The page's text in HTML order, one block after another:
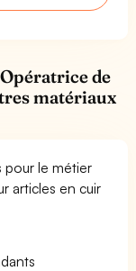
de
matériaux
pour le métier
articles en cuir